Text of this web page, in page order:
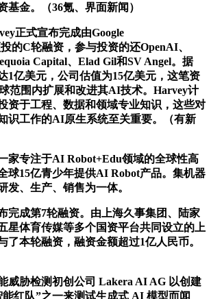
基金。（36氪、界面新闻）
正式宣布完成由Google
的C轮融资，参与投资的还OpenAI、
Capital、Elad Gil和SV Angel。据
1亿美元，公司估值为15亿美元，这笔资
范围内扩展和改进其AI技术。Harvey计
资于工程、数据和领域专业知识，这些对
识工作的AI原生系统至关重要。（有新
专注于AI Robot+Edu领域的全球性高
球15亿青少年提供AI Robot产品。集机器
发、生产、销售为一体。
成第7轮融资。由上海久事集团、陆家
星体育传媒等多个国资平台共同设立的上
了本轮融资，融资金额超过1亿人民币。
胁检测初创公司 Lakera AI AG 以创建
红队”之一来测试生成式 AI 模型而闻